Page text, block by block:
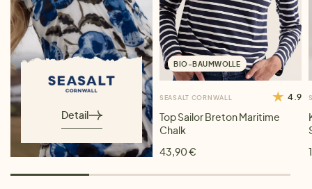
Detail
BIO-BAUMWOLLE
SEASALT CORNWALL 4.9
Top Sailor Breton Maritime
Chalk
43,90 €